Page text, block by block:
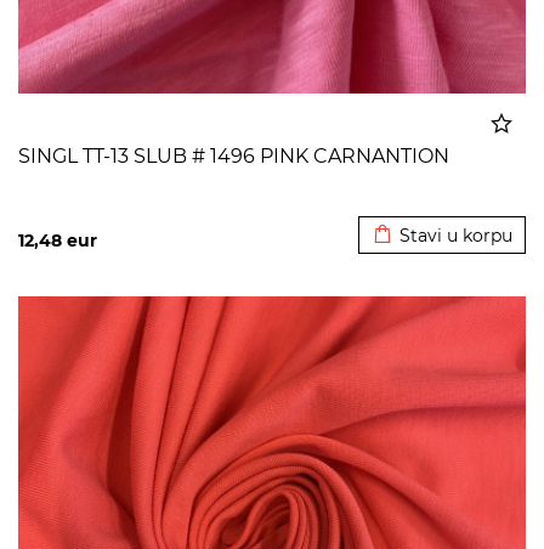
SINGL TT-13 SLUB # 1496 PINK CARNANTION
12,48 eur Stavi u korpu